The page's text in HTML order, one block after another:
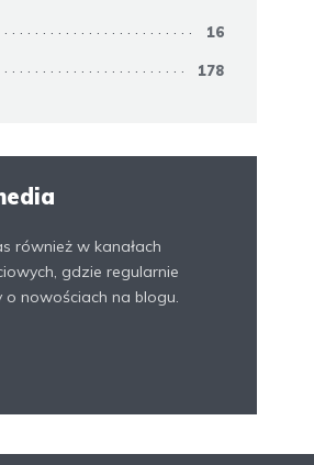
16
178
również w kanałach
gdzie regularnie
o nowościach na blogu.